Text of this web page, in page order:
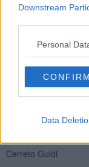
Downstream
Personal
CONFIRM
Data
Fucecchio
AGOSTINELLI
Cerreto Guidi
Fucecchio
VETTORI CLAUDIA
Cerreto Guidi
Cerreto Guidi